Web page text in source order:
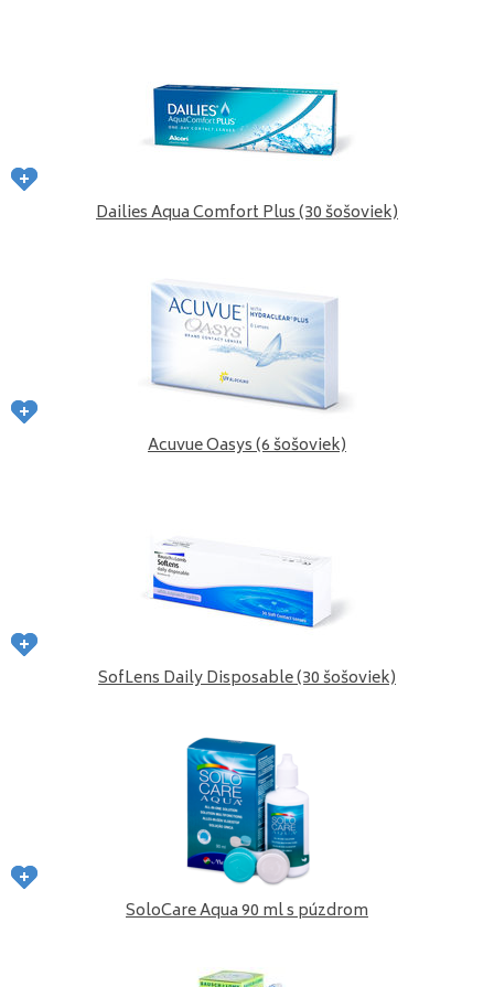
Dailies Aqua Comfort Plus (30 šošoviek)
Acuvue Oasys (6 šošoviek)
SofLens Daily Disposable (30 šošoviek)
SoloCare Aqua 90 ml s púzdrom